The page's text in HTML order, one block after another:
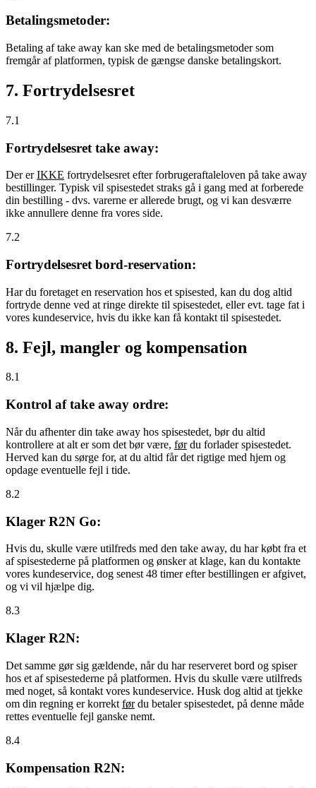
Betalingsmetoder:
Betaling af take away kan ske med de betalingsmetoder som
fremgår af platformen, typisk de gængse danske betalingskort.
7. Fortrydelsesret
7.1
Fortrydelsesret take away:
Der erIKKE fortrydelsesret efter forbrugeraftaleloven på take away
bestillinger. Typisk vil spisestedet straks gå i gang med at forberede
din bestilling - dvs. varerne er allerede brugt, og vi kan desværre
ikke annullere denne fra vores side.
7.2
Fortrydelsesret bord-reservation:
Har du foretaget en reservation hos et spisested, kan du dog altid
fortryde denne ved at ringe direkte til spisestedet, eller evt. tage fat i
vores kundeservice, hvis du ikke kan få kontakt til spisestedet.
8. Fejl, mangler og kompensation
8.1
Kontrol af take away ordre:
Når du afhenter din take away hos spisestedet, bør du altid
kontrollere at alt er som det bør være, førdu forlader spisestedet.
Herved kan du sørge for, at du altid får det rigtige med hjem og
opdage eventuelle fejl i tide.
8.2
Klager R2N Go:
Hvis du, skulle være utilfreds med den take away, du har købt fra et
af spisestederne på platformen og ønsker at klage, kan du kontakte
vores kundeservice, dog senest 48 timer efter bestillingen er afgivet,
og vi vil hjælpe dig.
8.3
Klager R2N:
Det samme gør sig gældende, når du har reserveret bord og spiser
hos et af spisestederne på platformen. Hvis du skulle være utilfreds
med noget, så kontakt vores kundeservice. Husk dog altid at tjekke
om din regning er korrekt førdu betaler spisestedet, på denne måde
rettes eventuelle fejl ganske nemt.
8.4
Kompensation R2N: